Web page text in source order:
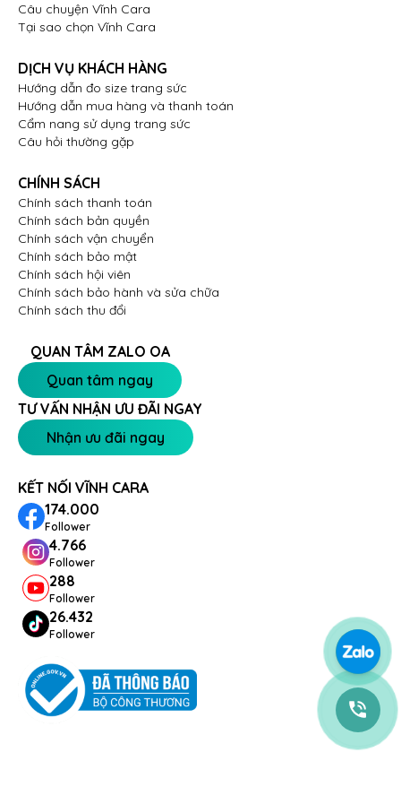
Câu chuyện Vĩnh Cara
Tại sao chọn Vĩnh Cara
DỊCH VỤ KHÁCH HÀNG
Hướng dẫn đo size trang sức
Hướng dẫn mua hàng và thanh toán
Cẩm nang sử dụng trang sức
Câu hỏi thường gặp
CHÍNH SÁCH
Chính sách thanh toán
Chính sách bản quyền
Chính sách vận chuyển
Chính sách bảo mật
Chính sách hội viên
Chính sách bảo hành và sửa chữa
Chính sách thu đổi
QUAN TÂM ZALO OA
Quan tâm ngay
TƯ VẤN NHẬN ƯU ĐÃI NGAY
Nhận ưu đãi ngay
KẾT NỐI VĨNH CARA
174.000
Follower
4.766
Follower
288
Follower
26.432
Follower